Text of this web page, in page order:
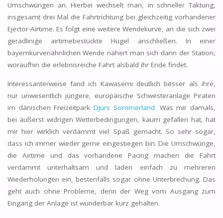
Umschwüngen an. Hierbei wechselt man, in schneller Taktung,
insgesamt drei Mal die Fahrtrichtung bei gleichzeitig vorhandener
Ejector-Airtime. Es folgt eine weitere Wendekurve, an die sich zwei
geradlinige airtimebestückte Hügel anschließen. In einer
bayernkurvenähnlichen Wende nähert man sich dann der Station,
woraufhin die erlebnisreiche Fahrt alsbald ihr Ende findet.
Interessanterweise fand ich Kawasemi deutlich besser als ihre,
nur unwesentlich jüngere, europäische Schwesteranlage Piraten
im dänischen FreizeitparkDjurs Sommerland. Was mir damals,
bei äußerst widrigen Wetterbedingungen, kaum gefallen hat, hat
mir hier wirklich verdammt viel Spaß gemacht. So sehr sogar,
dass ich immer wieder gerne eingestiegen bin. Die Umschwünge,
die Airtime und das vorhandene Pacing machen die Fahrt
verdammt unterhaltsam und laden einfach zu mehreren
Wiederholungen ein, bestenfalls sogar ohne Unterbrechung. Das
geht auch ohne Probleme, denn der Weg vom Ausgang zum
Eingang der Anlage ist wunderbar kurz gehalten.